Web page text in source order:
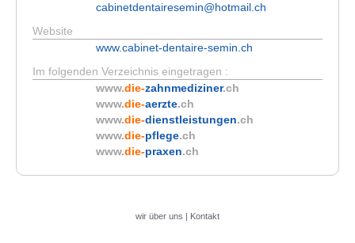
cabinetdentairesemin@hotmail.ch
Website
www.cabinet-dentaire-semin.ch
Im folgenden Verzeichnis eingetragen :
www.die-zahnmediziner.ch
www.die-aerzte.ch
www.die-dienstleistungen.ch
www.die-pflege.ch
www.die-praxen.ch
wir über uns | Kontakt